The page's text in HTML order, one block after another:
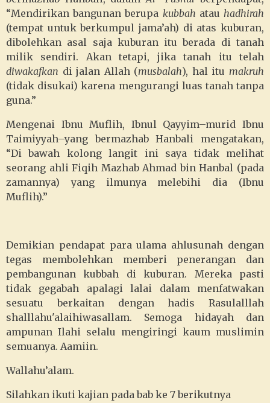
“Mendirikan bangunan berupa kubbah atauhadhirah
(tempat untuk berkumpul jama’ah) di atas kuburan,
dibolehkan asal saja kuburan itu berada di tanah
milik sendiri. Akan tetapi, jika tanah itu telah
diwakafkan di jalan Allah (musbalah), hal itu makruh
(tidak disukai) karena mengurangi luas tanah tanpa
guna.”
Mengenai Ibnu Muflih, Ibnul Qayyim–murid Ibnu
Taimiyyah–yang bermazhab Hanbali mengatakan,
“Di bawah kolong langit ini saya tidak melihat
seorang ahli Fiqih Mazhab Ahmad bin Hanbal (pada
zamannya) yang ilmunya melebihi dia (Ibnu
Muflih).”
Demikian pendapat para ulama ahlusunah dengan
tegas membolehkan memberi penerangan dan
pembangunan kubbah di kuburan. Mereka pasti
tidak gegabah apalagi lalai dalam menfatwakan
sesuatu berkaitan dengan hadis Rasulalllah
shalllahu'alaihiwasallam. Semoga hidayah dan
ampunan Ilahi selalu mengiringi kaum muslimin
semuanya. Aamiin.
Wallahu’alam.
Silahkan ikuti kajian pada bab ke 7 berikutnya